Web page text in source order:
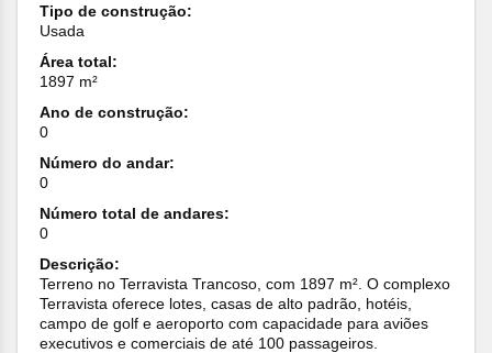
Tipo de construção:
Usada
Área total:
1897 m²
Ano de construção:
0
Número do andar:
0
Número total de andares:
0
Descrição:
Terreno no Terravista Trancoso, com 1897 m². O complexo
Terravista oferece lotes, casas de alto padrão, hotéis,
campo de golf e aeroporto com capacidade para aviões
executivos e comerciais de até 100 passageiros.